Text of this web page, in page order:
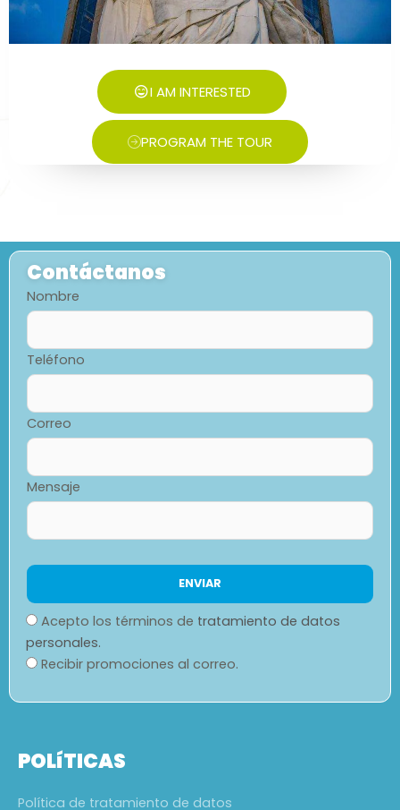
I AM INTERESTED
PROGRAM THE TOUR
Contáctanos
Nombre
Teléfono
Correo
Mensaje
Acepto los términos de tratamiento de datos
personales.
Recibir promociones al correo.
POLíTICAS
Política de tratamiento de datos